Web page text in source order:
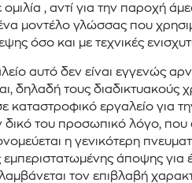
ομιλία , αντί για την
μοντέλο γλώσσας που
όσο και με τεχνικές
αυτό δεν είναι εγγενώς
δηλαδή τους διαδικτυακούς
εργαλείο για
δικό του προσωπικό λόγο,
η γενικότερη
άποψης για
τον επιβλαβή